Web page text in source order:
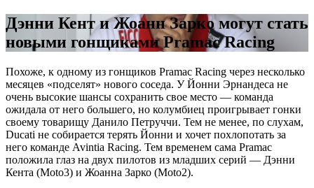
Дэнни Кент и Жоанн Зарко могут стать
новыми гонщиками Pramac Racing
Похоже, к одному из гонщиков Pramac Racing через несколько
месяцев «подселят» нового соседа. У Йонни Эрнандеса не
очень высокие шансы сохранить свое место — команда
ожидала от него большего, но колумбиец проигрывает гонки
своему товарищу Данило Петруччи. Тем не менее, по слухам,
Ducati не собирается терять Йонни и хочет похлопотать за
него команде Avintia Racing. Тем временем сама Pramac
положила глаз на двух пилотов из младших серий — Дэнни
Кента (Moto3) и Жоанна Зарко (Moto2).